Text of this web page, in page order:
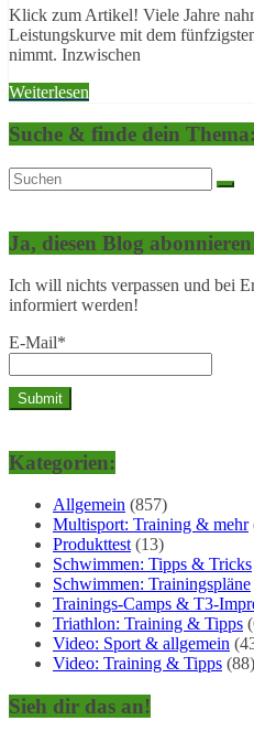
Klick zum Artikel! Viele Jahre
Leistungskurve mit dem
nimmt. Inzwischen
Weiterlesen
Suche & finde dein Thema:
Ja, diesen Blog
Ich will nichts verpassen und bei
informiert werden!
E-Mail*
Kategorien:
Allgemein (857)
Multisport: Training & mehr
Produkttest(13)
Schwimmen: Tipps & Tricks
Schwimmen: Trainingspläne
Trainings-Camps & T3-
Triathlon: Training & Tipps
Video: Sport & allgemein
Video: Training & Tipps (88)
Sieh dir das an!